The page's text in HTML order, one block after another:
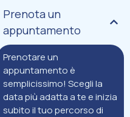
Prenota un
appuntamento
Prenotare un
appuntamento è
semplicissimo! Scegli la
data più adatta a te e inizia
subito il tuo percorso di